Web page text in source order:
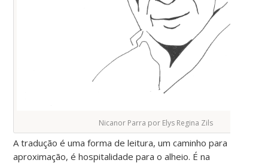
Nicanor Parra por Elys Regina Zils
A tradução é uma forma de leitura, um caminho para
aproximação, é hospitalidade para o alheio. É na